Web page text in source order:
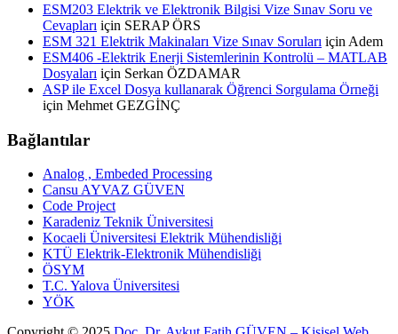
ESM203 Elektrik ve Elektronik Bilgisi Vize Sınav Soru ve
Cevapları için SERAP ÖRS
ESM 321 Elektrik Makinaları Vize Sınav Soruları için Adem
ESM406 -Elektrik Enerji Sistemlerinin Kontrolü – MATLAB
Dosyaları için Serkan ÖZDAMAR
ASP ile Excel Dosya kullanarak Öğrenci Sorgulama Örneği
için Mehmet GEZGİNÇ
Bağlantılar
Analog , Embeded Processing
Cansu AYVAZ GÜVEN
Code Project
Karadeniz Teknik Üniversitesi
Kocaeli Üniversitesi Elektrik Mühendisliği
KTÜ Elektrik-Elektronik Mühendisliği
ÖSYM
T.C. Yalova Üniversitesi
YÖK